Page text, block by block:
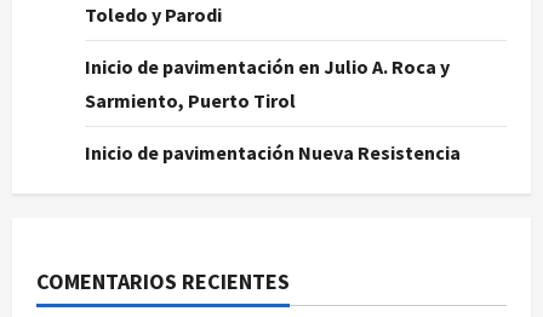
Toledo y Parodi
Inicio de pavimentación en Julio A. Roca y
Sarmiento, Puerto Tirol
Inicio de pavimentación Nueva Resistencia
COMENTARIOS RECIENTES